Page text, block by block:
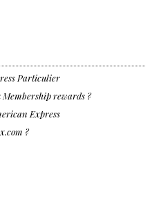
Particulier
rewards ?
Express
?